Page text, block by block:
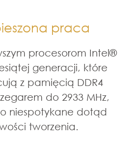
praca
procesorom Intel®
generacji, które
z pamięcią DDR4
do 2933 MHz,
niespotykane dotąd
tworzenia.